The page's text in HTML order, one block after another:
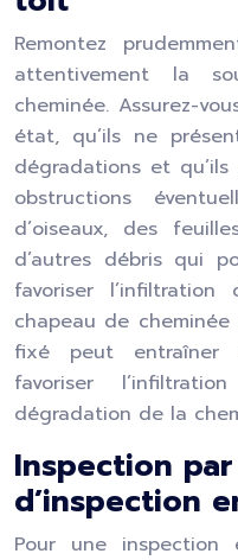
Remontez
attentivement la
cheminée. Assurez-
état, qu’ils ne
dégradations et
obstructions
d’oiseaux, des
d’autres débris qui
favoriser
chapeau de
fixé peut entraîner
favoriser
dégradation de la
Inspection
d’inspection
Pour une inspection